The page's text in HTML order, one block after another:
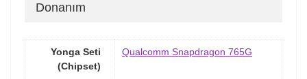
Donanım
Yonga Seti
(Chipset)
Qualcomm Snapdragon 765G